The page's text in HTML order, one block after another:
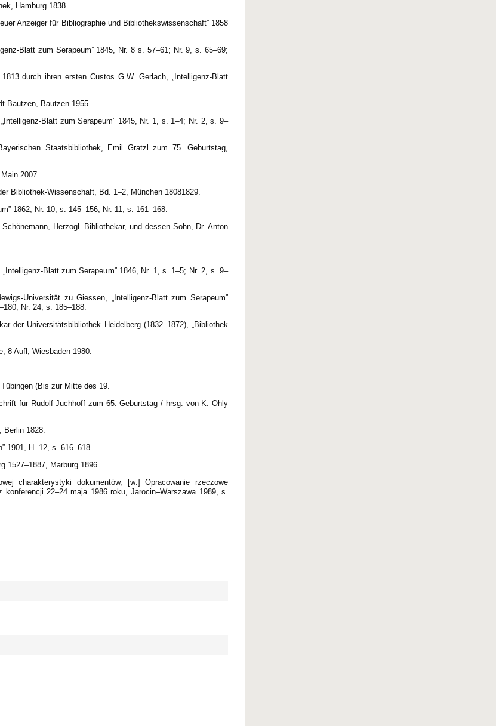
Hamburg 1838.
Anzeiger für Bibliographie und Bibliothekswissenschaft” 1858
Blatt zum Serapeum” 1845, Nr. 8 s. 57–61; Nr. 9, s. 65–69;
durch ihren ersten Custos G.W. Gerlach, „Intelligenz-Blatt
Bautzen, Bautzen 1955.
Blatt zum Serapeum” 1845, Nr. 1, s. 1–4; Nr. 2, s. 9–
Staatsbibliothek, Emil Gratzl zum 75. Geburtstag,
2007.
Bibliothek-Wissenschaft, Bd. 1–2, München 18081829.
1862, Nr. 10, s. 145–156; Nr. 11, s. 161–168.
Herzogl. Bibliothekar, und dessen Sohn, Dr. Anton
Blatt zum Serapeum” 1846, Nr. 1, s. 1–5; Nr. 2, s. 9–
Universität zu Giessen, „Intelligenz-Blatt zum Serapeum”
Nr. 24, s. 185–188.
der Universitätsbibliothek Heidelberg (1832–1872), „Bibliothek
8 Aufl, Wiesbaden 1980.
(Bis zur Mitte des 19.
für Rudolf Juchhoff zum 65. Geburtstag / hrsg. von K. Ohly
1828.
1901, H. 12, s. 616–618.
1527–1887, Marburg 1896.
charakterystyki dokumentów, [w:] Opracowanie rzeczowe
22–24 maja 1986 roku, Jarocin–Warszawa 1989, s.